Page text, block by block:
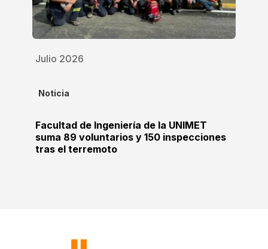
Julio 2026
Noticia
Facultad de Ingeniería de la UNIMET
suma 89 voluntarios y 150 inspecciones
tras el terremoto